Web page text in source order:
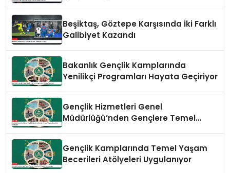
Beşiktaş, Göztepe Karşısında İki Farklı
Galibiyet Kazandı
Bakanlık Gençlik Kamplarında
Yenilikçi Programları Hayata Geçiriyor
Gençlik Hizmetleri Genel
Müdürlüğü’nden Gençlere Temel
Gençlik Kamplarında Temel Yaşam
Becerileri Atölyeleri Uygulanıyor